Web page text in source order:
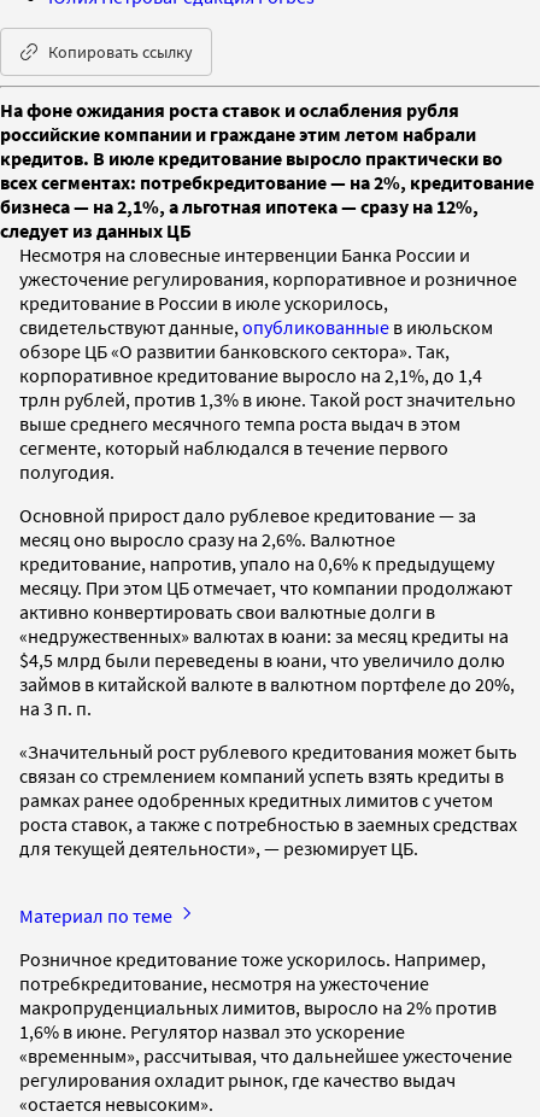
Копировать ссылку
На фоне ожидания роста ставок и ослабления рубля
российские компании и граждане этим летом набрали
кредитов. В июле кредитование выросло практически во
всех сегментах: потребкредитование — на 2%, кредитование
бизнеса — на 2,1%, а льготная ипотека — сразу на 12%,
следует из данных ЦБ
Несмотря на словесные интервенции Банка России и
ужесточение регулирования, корпоративное и розничное
кредитование в России в июле ускорилось,
свидетельствуют данные, опубликованные в июльском
обзоре ЦБ «О развитии банковского сектора». Так,
корпоративное кредитование выросло на 2,1%, до 1,4
трлн рублей, против 1,3% в июне. Такой рост значительно
выше среднего месячного темпа роста выдач в этом
сегменте, который наблюдался в течение первого
полугодия.
Основной прирост дало рублевое кредитование — за
месяц оно выросло сразу на 2,6%. Валютное
кредитование, напротив, упало на 0,6% к предыдущему
месяцу. При этом ЦБ отмечает, что компании продолжают
активно конвертировать свои валютные долги в
«недружественных» валютах в юани: за месяц кредиты на
$4,5 млрд были переведены в юани, что увеличило долю
займов в китайской валюте в валютном портфеле до 20%,
на 3 п. п.
«Значительный рост рублевого кредитования может быть
связан со стремлением компаний успеть взять кредиты в
рамках ранее одобренных кредитных лимитов с учетом
роста ставок, а также с потребностью в заемных средствах
для текущей деятельности», — резюмирует ЦБ.
Материал по теме
Розничное кредитование тоже ускорилось. Например,
потребкредитование, несмотря на ужесточение
макропруденциальных лимитов, выросло на 2% против
1,6% в июне. Регулятор назвал это ускорение
«временным», рассчитывая, что дальнейшее ужесточение
регулирования охладит рынок, где качество выдач
«остается невысоким».